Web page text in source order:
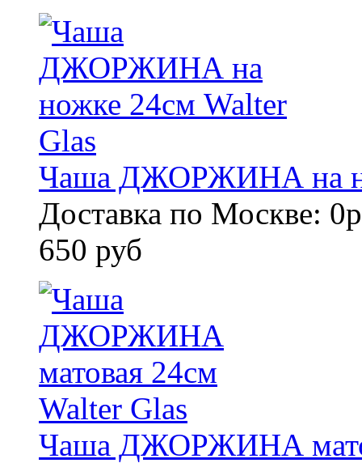
Чаша ДЖОРЖИНА на
Доставка по Москве:
650 руб
Чаша ДЖОРЖИНА